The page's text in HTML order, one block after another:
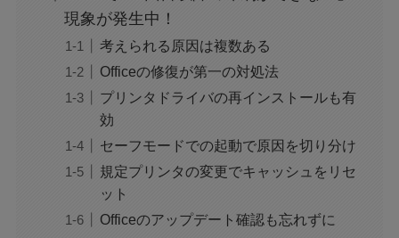
アレン様が川村エミコに怒ったのは本当？な
ジャンプ33号だけ売り切れはなぜ？ワンピース
声にならない愛は最終話やネタバレは？最後ま
現象が発生中！
考えられる原因は複数ある
Officeの修復が第一の対処法
プリンタドライバの再インストールも有
効
セーフモードでの起動で原因を切り分け
規定プリンタの変更でキャッシュをリセ
ット
Officeのアップデート確認も忘れずに